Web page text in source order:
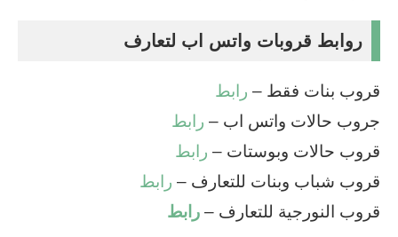
روابط قروبات واتس اب لتعارف
قروب بنات فقط – رابط
جروب حالات واتس اب – رابط
قروب حالات وبوستات – رابط
قروب شباب وبنات للتعارف – رابط
قروب النورجية للتعارف – رابط